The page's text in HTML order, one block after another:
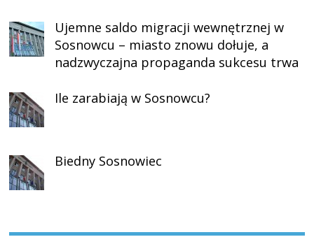
Ujemne saldo migracji wewnętrznej w
Sosnowcu – miasto znowu dołuje, a
nadzwyczajna propaganda sukcesu trwa
Ile zarabiają w Sosnowcu?
Biedny Sosnowiec